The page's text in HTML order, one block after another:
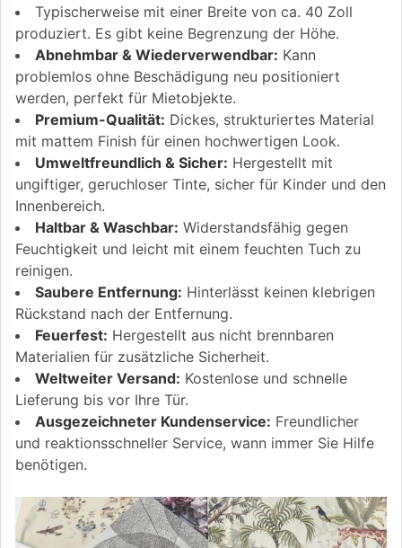
Typischerweise mit einer Breite von ca. 40 Zoll
produziert. Es gibt keine Begrenzung der Höhe.
Abnehmbar & Wiederverwendbar: Kann
problemlos ohne Beschädigung neu positioniert
werden, perfekt für Mietobjekte.
Premium-Qualität: Dickes, strukturiertes Material
mit mattem Finish für einen hochwertigen Look.
Umweltfreundlich & Sicher: Hergestellt mit
ungiftiger, geruchloser Tinte, sicher für Kinder und den
Innenbereich.
Haltbar & Waschbar: Widerstandsfähig gegen
Feuchtigkeit und leicht mit einem feuchten Tuch zu
reinigen.
Saubere Entfernung: Hinterlässt keinen klebrigen
Rückstand nach der Entfernung.
Feuerfest: Hergestellt aus nicht brennbaren
Materialien für zusätzliche Sicherheit.
Weltweiter Versand: Kostenlose und schnelle
Lieferung bis vor Ihre Tür.
Ausgezeichneter Kundenservice: Freundlicher
und reaktionsschneller Service, wann immer Sie Hilfe
benötigen.